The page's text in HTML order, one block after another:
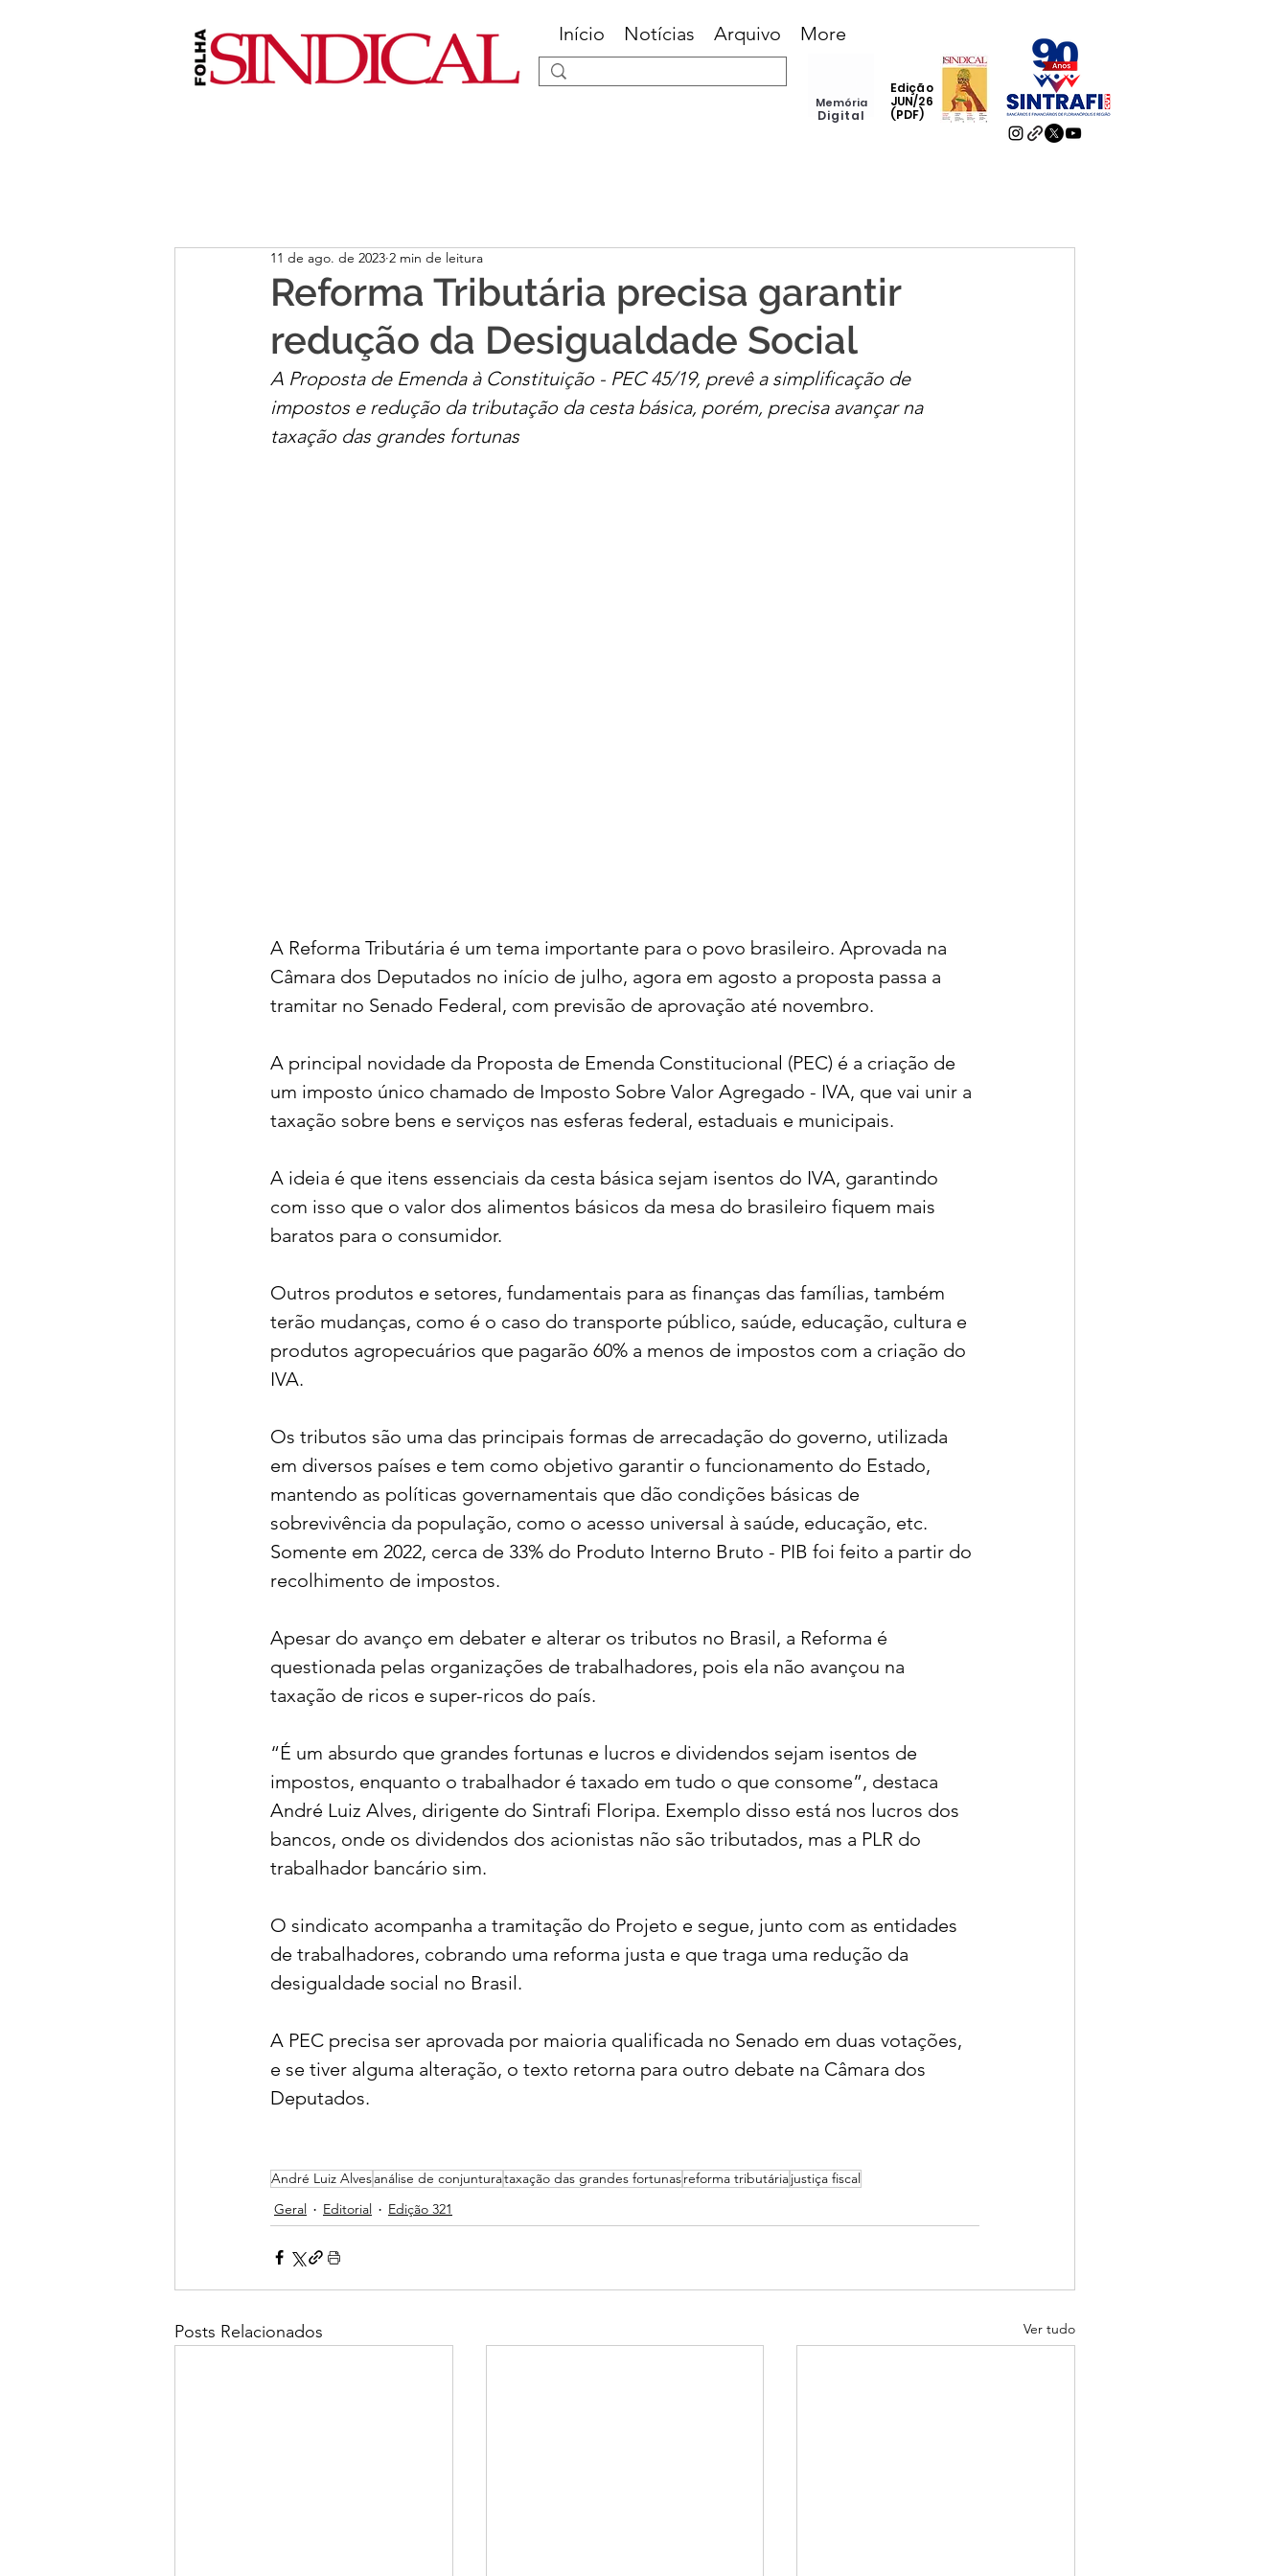
Início Notícias Arquivo More
Memória
Digital
Edição
JUN/26
(PDF)
Reforma Tributária precisa garantir
redução da Desigualdade Social
11 de ago. de 2023 2 min de leitura
A Proposta de Emenda à Constituição - PEC 45/19, prevê a simplificação de
impostos e redução da tributação da cesta básica, porém, precisa avançar na
taxação das grandes fortunas
A Reforma Tributária é um tema importante para o povo brasileiro. Aprovada na
Câmara dos Deputados no início de julho, agora em agosto a proposta passa a
tramitar no Senado Federal, com previsão de aprovação até novembro.
A principal novidade da Proposta de Emenda Constitucional (PEC) é a criação de
um imposto único chamado de Imposto Sobre Valor Agregado - IVA, que vai unir a
taxação sobre bens e serviços nas esferas federal, estaduais e municipais.
A ideia é que itens essenciais da cesta básica sejam isentos do IVA, garantindo
com isso que o valor dos alimentos básicos da mesa do brasileiro fiquem mais
baratos para o consumidor.
Outros produtos e setores, fundamentais para as finanças das famílias, também
terão mudanças, como é o caso do transporte público, saúde, educação, cultura e
produtos agropecuários que pagarão 60% a menos de impostos com a criação do
IVA.
Os tributos são uma das principais formas de arrecadação do governo, utilizada
em diversos países e tem como objetivo garantir o funcionamento do Estado,
mantendo as políticas governamentais que dão condições básicas de
sobrevivência da população, como o acesso universal à saúde, educação, etc.
Somente em 2022, cerca de 33% do Produto Interno Bruto - PIB foi feito a partir do
recolhimento de impostos.
Apesar do avanço em debater e alterar os tributos no Brasil, a Reforma é
questionada pelas organizações de trabalhadores, pois ela não avançou na
taxação de ricos e super-ricos do país.
“É um absurdo que grandes fortunas e lucros e dividendos sejam isentos de
impostos, enquanto o trabalhador é taxado em tudo o que consome”, destaca
André Luiz Alves, dirigente do Sintrafi Floripa. Exemplo disso está nos lucros dos
bancos, onde os dividendos dos acionistas não são tributados, mas a PLR do
trabalhador bancário sim.
O sindicato acompanha a tramitação do Projeto e segue, junto com as entidades
de trabalhadores, cobrando uma reforma justa e que traga uma redução da
desigualdade social no Brasil.
A PEC precisa ser aprovada por maioria qualificada no Senado em duas votações,
e se tiver alguma alteração, o texto retorna para outro debate na Câmara dos
Deputados.
André Luiz Alvesanálise de conjunturataxação das grandes fortunasreforma tributáriajustiça fiscal
Geral
Editorial Edição 321
Posts Relacionados Ver tudo